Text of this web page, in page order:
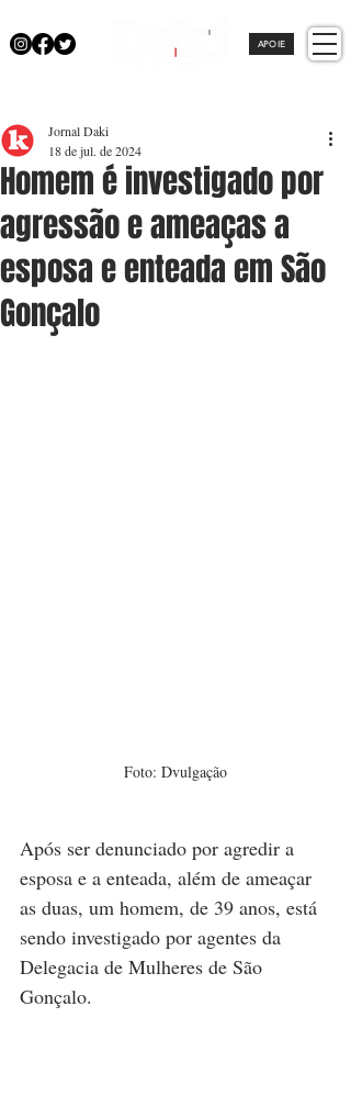
APOIE
Homem é investigado por
agressão e ameaças a
esposa e enteada em São
Gonçalo
Jornal Daki
18 de jul. de 2024
Foto: Dvulgação
Após ser denunciado por agredir a
esposa e a enteada, além de ameaçar
as duas, um homem, de 39 anos, está
sendo investigado por agentes da
Delegacia de Mulheres de São
Gonçalo.